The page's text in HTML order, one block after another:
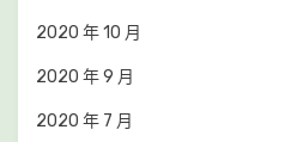
2020 年 10 月
2020 年 9 月
2020 年 7 月